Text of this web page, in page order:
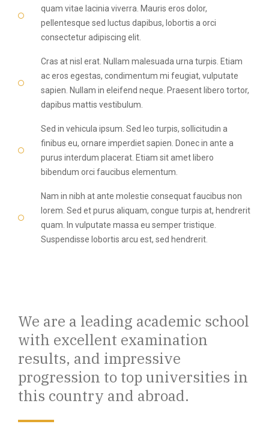
quam vitae lacinia viverra. Mauris eros dolor,
pellentesque sed luctus dapibus, lobortis a orci
consectetur adipiscing elit.
Cras at nisl erat. Nullam malesuada urna turpis. Etiam
ac eros egestas, condimentum mi feugiat, vulputate
sapien. Nullam in eleifend neque. Praesent libero tortor,
dapibus mattis vestibulum.
Sed in vehicula ipsum. Sed leo turpis, sollicitudin a
finibus eu, ornare imperdiet sapien. Donec in ante a
purus interdum placerat. Etiam sit amet libero
bibendum orci faucibus elementum.
Nam in nibh at ante molestie consequat faucibus non
lorem. Sed et purus aliquam, congue turpis at, hendrerit
quam. In vulputate massa eu semper tristique.
Suspendisse lobortis arcu est, sed hendrerit.
We are a leading academic school
with excellent examination
results, and impressive
progression to top universities in
this country and abroad.